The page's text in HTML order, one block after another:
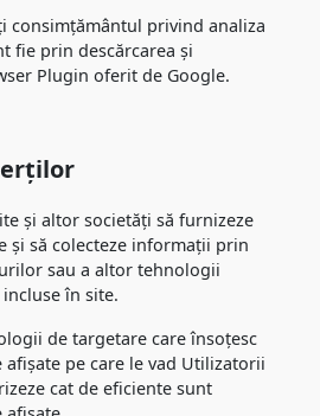
consimțământul privind analiza
fie prin descărcarea și
Plugin oferit de Google.
și altor societăți să furnizeze
și să colecteze informații prin
sau a altor tehnologii
în site.
de targetare care însoțesc
pe care le vad Utilizatorii
cat de eficiente sunt